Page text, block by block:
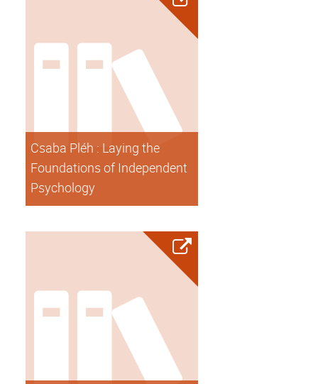
Csaba Pléh : Laying the
Foundations of Independent
Psychology